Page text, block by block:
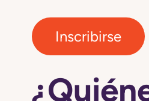
Inscribirse